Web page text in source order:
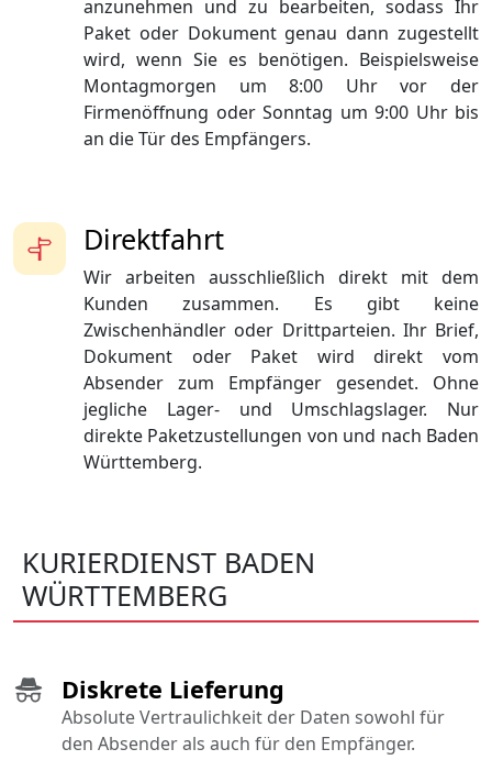
Direktfahrt
Wir arbeiten ausschließlich direkt mit dem
Kunden zusammen. Es gibt keine
Zwischenhändler oder Drittparteien. Ihr Brief,
Dokument oder Paket wird direkt vom
Absender zum Empfänger gesendet. Ohne
jegliche Lager- und Umschlagslager. Nur
direkte Paketzustellungen von und nach Baden
Württemberg.
anzunehmen und zu bearbeiten, sodass Ihr
Paket oder Dokument genau dann zugestellt
wird, wenn Sie es benötigen. Beispielsweise
Montagmorgen um 8:00 Uhr vor der
Firmenöffnung oder Sonntag um 9:00 Uhr bis
an die Tür des Empfängers.
KURIERDIENST BADEN
WÜRTTEMBERG
Diskrete Lieferung
Absolute Vertraulichkeit der Daten sowohl für
den Absender als auch für den Empfänger.